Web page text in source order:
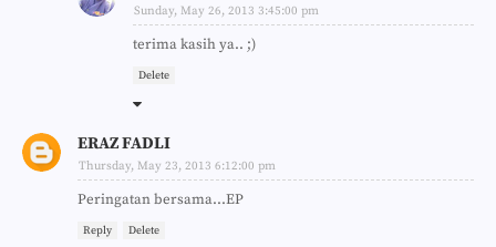
Sunday, May 26, 2013 3:45:00 pm
terima kasih ya.. ;)
Delete
ERAZ FADLI
Thursday, May 23, 2013 6:12:00 pm
Peringatan bersama...EP
Reply Delete